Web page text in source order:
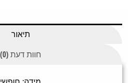
תיאור
חוות דעת (0)